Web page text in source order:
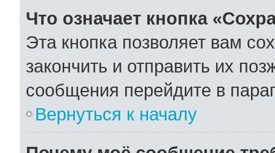
Что означает кнопка
Эта кнопка позволяет вам
закончить и отправить их
сообщения перейдите в
Вернуться к началу